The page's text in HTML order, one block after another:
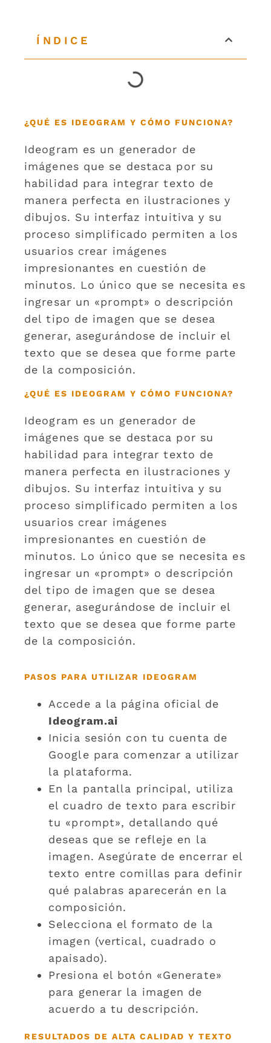
ÍNDICE
¿QUÉ ES IDEOGRAM Y CÓMO FUNCIONA?
Ideogram es un generador de
imágenes que se destaca por su
habilidad para integrar texto de
manera perfecta en ilustraciones y
dibujos. Su interfaz intuitiva y su
proceso simplificado permiten a los
usuarios crear imágenes
impresionantes en cuestión de
minutos. Lo único que se necesita es
ingresar un «prompt» o descripción
del tipo de imagen que se desea
generar, asegurándose de incluir el
texto que se desea que forme parte
de la composición.
¿QUÉ ES IDEOGRAM Y CÓMO FUNCIONA?
Ideogram es un generador de
imágenes que se destaca por su
habilidad para integrar texto de
manera perfecta en ilustraciones y
dibujos. Su interfaz intuitiva y su
proceso simplificado permiten a los
usuarios crear imágenes
impresionantes en cuestión de
minutos. Lo único que se necesita es
ingresar un «prompt» o descripción
del tipo de imagen que se desea
generar, asegurándose de incluir el
texto que se desea que forme parte
de la composición.
PASOS PARA UTILIZAR IDEOGRAM
Accede a la página oficial de
Ideogram.ai
Inicia sesión con tu cuenta de
Google para comenzar a utilizar
la plataforma.
En la pantalla principal, utiliza
el cuadro de texto para escribir
tu «prompt», detallando qué
deseas que se refleje en la
imagen. Asegúrate de encerrar el
texto entre comillas para definir
qué palabras aparecerán en la
composición.
Selecciona el formato de la
imagen (vertical, cuadrado o
apaisado).
Presiona el botón «Generate»
para generar la imagen de
acuerdo a tu descripción.
RESULTADOS DE ALTA CALIDAD Y TEXTO